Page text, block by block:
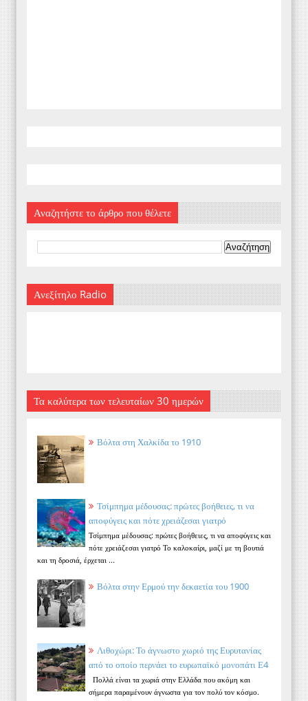
Αναζητήστε το άρθρο που θέλετε
Ανεξίτηλο Radio
Τα καλύτερα των τελευταίων 30 ημερών
Βόλτα στη Χαλκίδα το 1910
Τσίμπημα μέδουσας: πρώτες βοήθειες, τι να
αποφύγεις και πότε χρειάζεσαι γιατρό
Τσίμπημα μέδουσας: πρώτες βοήθειες, τι να αποφύγεις και
πότε χρειάζεσαι γιατρό Το καλοκαίρι, μαζί με τη βουτιά
και τη δροσιά, έρχεται ...
Βόλτα στην Ερμού την δεκαετία του 1900
Λιθοχώρι: Το άγνωστο χωριό της Ευρυτανίας
από το οποίο περνάει το ευρωπαϊκό μονοπάτι Ε4
Πολλά είναι τα χωριά στην Ελλάδα που ακόμη και
σήμερα παραμένουν άγνωστα για τον πολύ τον κόσμο.